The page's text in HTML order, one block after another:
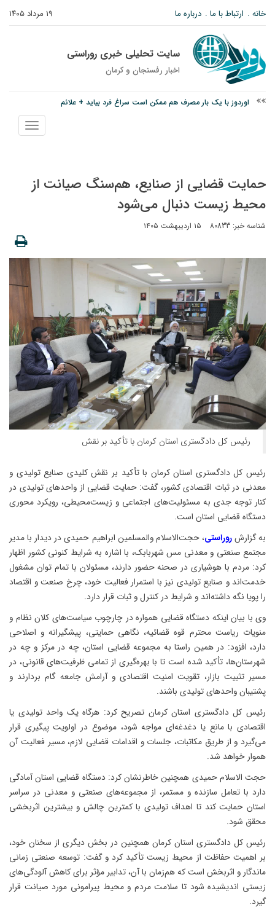
۱۹ مرداد ۱۴۰۵ خانه ارتباط با ما درباره ما
سایت تحلیلی خبری روراستی
اخبار رفسنجان و كرمان
اوردوز با یک بار مصرف هم ممکن است سراغ فرد بیاید + علائم
درخشش دانشجوی ولیعصر رفسنجان در جشنواره قرآن و عترت کشور
نمایش
منو
حمایت قضایی از صنایع، هم‌سنگ صیانت از
محیط زیست دنبال می‌شود
شناسه خبر: 80833 ۱۵ اردیبهشت ۱۴۰۵
رئیس کل دادگستری استان کرمان با تأکید بر نقش
رئیس کل دادگستری استان کرمان با تأکید بر نقش کلیدی صنایع تولیدی و
معدنی در ثبات اقتصادی کشور، گفت: حمایت قضایی از واحدهای تولیدی در
کنار توجه جدی به مسئولیت‌های اجتماعی و زیست‌محیطی، رویکرد محوری
دستگاه قضایی استان است.
به گزارشروراستی، حجت‌الاسلام والمسلمین ابراهیم حمیدی در دیدار با مدیر
مجتمع صنعتی و معدنی مس شهربابک، با اشاره به شرایط کنونی کشور اظهار
کرد: مردم با هوشیاری در صحنه حضور دارند، مسئولان با تمام توان مشغول
خدمت‌اند و صنایع تولیدی نیز با استمرار فعالیت خود، چرخ صنعت و اقتصاد
را پویا نگه داشته‌اند و شرایط در کنترل و ثبات قرار دارد.
وی با بیان اینکه دستگاه قضایی همواره در چارچوب سیاست‌های کلان نظام و
منویات ریاست محترم قوه قضائیه، نگاهی حمایتی، پیشگیرانه و اصلاحی
دارد، افزود: در همین راستا به مجموعه قضایی استان، چه در مرکز و چه در
شهرستان‌ها، تأکید شده است تا با بهره‌گیری از تمامی ظرفیت‌های قانونی، در
مسیر تثبیت بازار، تقویت امنیت اقتصادی و آرامش جامعه گام بردارند و
پشتیبان واحدهای تولیدی باشند.
رئیس کل دادگستری استان کرمان تصریح کرد: هرگاه یک واحد تولیدی یا
اقتصادی با مانع یا دغدغه‌ای مواجه شود، موضوع در اولویت پیگیری قرار
می‌گیرد و از طریق مکاتبات، جلسات و اقدامات قضایی لازم، مسیر فعالیت آن
هموار خواهد شد.
حجت الاسلام حمیدی همچنین خاطرنشان کرد: دستگاه قضایی استان آمادگی
دارد با تعامل سازنده و مستمر، از مجموعه‌های صنعتی و معدنی در سراسر
استان حمایت کند تا اهداف تولیدی با کمترین چالش و بیشترین اثربخشی
محقق شود.
رئیس کل دادگستری استان کرمان همچنین در بخش دیگری از سخنان خود،
بر اهمیت حفاظت از محیط زیست تأکید کرد و گفت: توسعه صنعتی زمانی
ماندگار و اثربخش است که هم‌زمان با آن، تدابیر مؤثر برای کاهش آلودگی‌های
زیستی اندیشیده شود تا سلامت مردم و محیط پیرامونی مورد صیانت قرار
گیرد.